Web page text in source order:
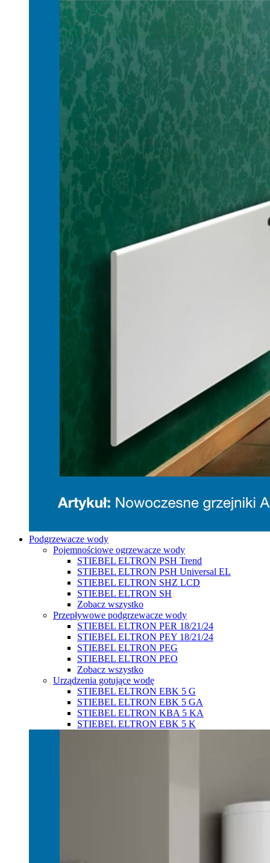
Podgrzewacze wody
Pojemnościowe ogrzewacze wody
STIEBEL ELTRON PSH Trend
STIEBEL ELTRON PSH Universal EL
STIEBEL ELTRON SHZ LCD
STIEBEL ELTRON SH
Zobacz wszystko
Przepływowe podgrzewacze wody
STIEBEL ELTRON PER 18/21/24
STIEBEL ELTRON PEY 18/21/24
STIEBEL ELTRON PEG
STIEBEL ELTRON PEO
Zobacz wszystko
Urządzenia gotujące wodę
STIEBEL ELTRON EBK 5 G
STIEBEL ELTRON EBK 5 GA
STIEBEL ELTRON KBA 5 KA
STIEBEL ELTRON EBK 5 K